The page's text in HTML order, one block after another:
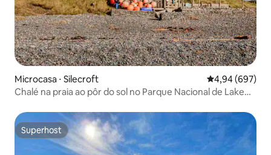
Microcasa ⋅ Silecroft 4,94 de uma
4,94 (697)
Chalé na praia ao pôr do sol no Parque Nacional de Lake
Superhost
Superhost